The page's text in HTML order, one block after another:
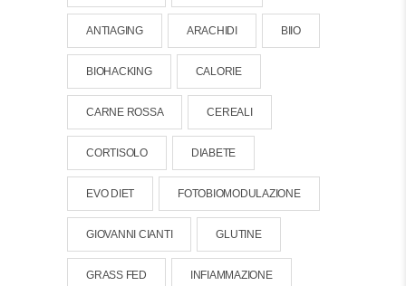
ANTIAGING ARACHIDI BIIO
BIOHACKING CALORIE
CARNE ROSSA CEREALI
CORTISOLO DIABETE
EVO DIET FOTOBIOMODULAZIONE
GIOVANNI CIANTI GLUTINE
GRASS FED INFIAMMAZIONE